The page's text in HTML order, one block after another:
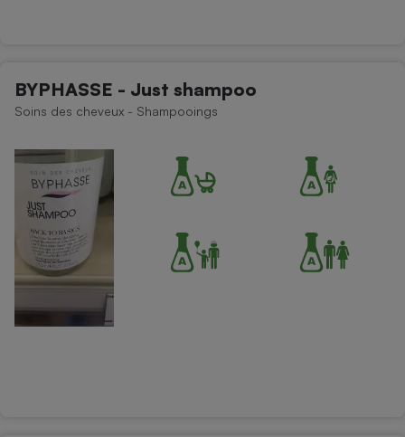
BYPHASSE - Just shampoo
Soins des cheveux - Shampooings